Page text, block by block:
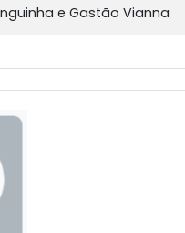
e Gastão Vianna